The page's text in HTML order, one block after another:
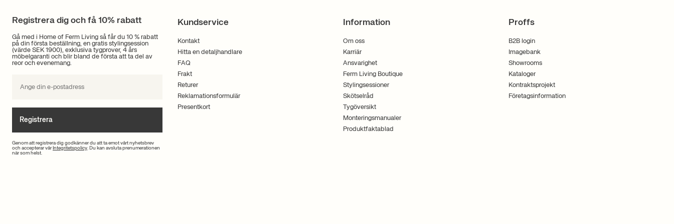
Registrera dig och få 10% rabatt
Gå med i Home of Ferm Living så får du 10 % rabatt
på din första beställning, en gratis stylingsession
(värde SEK 1900), exklusiva tygprover, 4 års
möbelgaranti och blir bland de första att ta del av
reor och evenemang.
Genom att registrera dig godkänner du att ta emot vårt nyhetsbrev
och accepterar vår Integritetspolicy. Du kan avsluta prenumerationen
när som helst.
Registrera
Kundservice
Kontakt
Hitta en detaljhandlare
FAQ
Frakt
Returer
Reklamationsformulär
Presentkort
Information
Om oss
Karriär
Ansvarighet
Ferm Living Boutique
Stylingsessioner
Skötselråd
Tygöversikt
Monteringsmanualer
Produktfaktablad
Proffs
B2B login
Imagebank
Showrooms
Kataloger
Kontraktsprojekt
Företagsinformation